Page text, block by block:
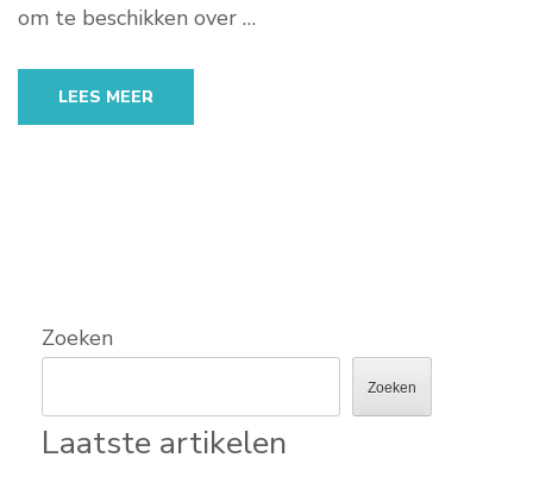
om te beschikken over …
LEES MEER
Zoeken
Zoeken
Laatste artikelen